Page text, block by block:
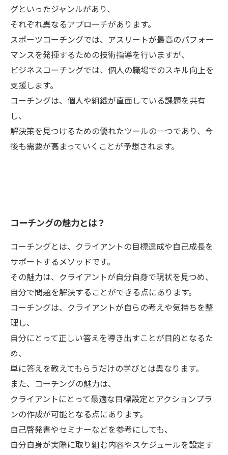
グといったジャンルがあり、
それぞれ異なるアプローチがあります。
スポーツコーチングでは、アスリートが最高のパフォー
マンスを発揮するための技術指導を行いますが、
ビジネスコーチングでは、個人の職場でのスキル向上を
支援します。
コーチングは、個人や組織が直面している課題を共有
し、
解決策を見つけるための優れたツールの一つであり、今
後も需要が高まっていくことが予想されます。
コーチングの魅力とは？
コーチングとは、クライアントの目標達成や自己成長を
サポートするメソッドです。
その魅力は、クライアントが自分自身で現状を見つめ、
自分で問題を解決することができる点にあります。
コーチングは、クライアントが自らの考えや気持ちを整
理し、
自分にとって正しい答えを導き出すことが目的となるた
め、
単に答えを教えてもらうだけの学びとは異なります。
また、コーチングの魅力は、
クライアントにとって最適な目標設定とアクションプラ
ンの作成が可能となる点にあります。
自己啓発書やセミナーなどを参考にしても、
自分自身が実際に取り組む内容やスケジュールを設定す